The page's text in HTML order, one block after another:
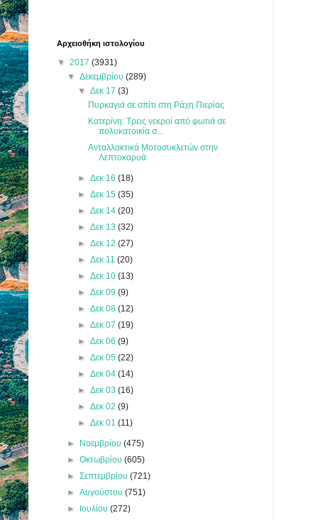
Αρχειοθήκη ιστολογίου
▼ 2017 (3931)
▼Δεκεμβρίου(289)
▼ Δεκ 17 (3)
Πυρκαγιά σε σπίτι στη Ράχη Πιερίας
Κατερίνη: Τρεις νεκροί από φωτιά σε
πολυκατοικία σ...
Ανταλλακτικά Μοτοσυκλετών στην
Λεπτοκαρυά
► Δεκ 16 (18)
► Δεκ 15 (35)
► Δεκ 14 (20)
► Δεκ 13 (32)
► Δεκ 12 (27)
► Δεκ 11 (20)
► Δεκ 10 (13)
► Δεκ 09 (9)
► Δεκ 08 (12)
► Δεκ 07 (19)
► Δεκ 06 (9)
► Δεκ 05 (22)
► Δεκ 04 (14)
► Δεκ 03 (16)
► Δεκ 02 (9)
► Δεκ 01 (11)
► Νοεμβρίου(475)
►Οκτωβρίου(605)
►Σεπτεμβρίου(721)
►Αυγούστου(751)
► Ιουλίου(272)